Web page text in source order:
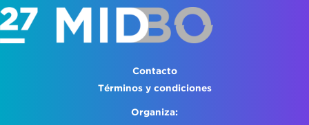
Contacto
Términos y condiciones
Organiza: